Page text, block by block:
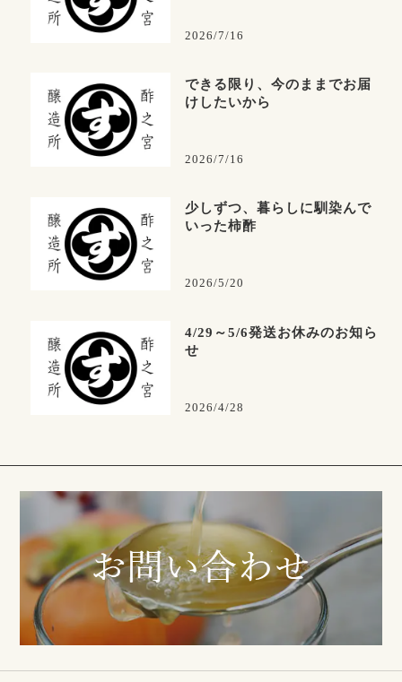
2026/7/16
できる限り、今のままでお届
けしたいから
2026/7/16
少しずつ、暮らしに馴染んで
いった柿酢
2026/5/20
4/29～5/6発送お休みのお知ら
せ
2026/4/28